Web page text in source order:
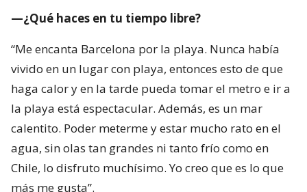
—¿Qué haces en tu tiempo libre?
“Me encanta Barcelona por la playa. Nunca había
vivido en un lugar con playa, entonces esto de que
haga calor y en la tarde pueda tomar el metro e ir a
la playa está espectacular. Además, es un mar
calentito. Poder meterme y estar mucho rato en el
agua, sin olas tan grandes ni tanto frío como en
Chile, lo disfruto muchísimo. Yo creo que es lo que
más me gusta”.